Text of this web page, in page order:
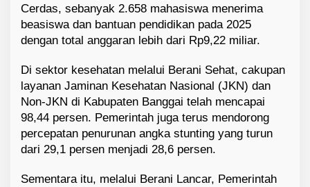
Cerdas, sebanyak 2.658 mahasiswa menerima
beasiswa dan bantuan pendidikan pada 2025
dengan total anggaran lebih dari Rp9,22 miliar.
Di sektor kesehatan melalui Berani Sehat, cakupan
layanan Jaminan Kesehatan Nasional (JKN) dan
Non-JKN di Kabupaten Banggai telah mencapai
98,44 persen. Pemerintah juga terus mendorong
percepatan penurunan angka stunting yang turun
dari 29,1 persen menjadi 28,6 persen.
Sementara itu, melalui Berani Lancar, Pemerintah